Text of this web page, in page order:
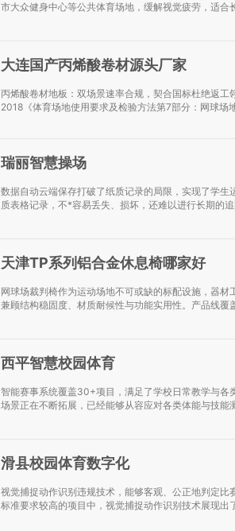
市大众健身中心等公共体育场地，缓解视觉疲劳，适
大连国产丙烯酸卷材源头厂家
丙烯酸卷材地板：双场景速率合规，契合国标杜绝返
2018《体育场地使用要求及检验方法第7部分：网球
瑞丽智慧操场
数据自动云端保存打破了纸质记录的局限，实现了学
质表格记录，不*容易丢失、损坏，还难以进行长期的
天津TP系列铝合金休息椅哪家好
网球场裁判椅作为运动场地不可或缺的标配设施，器
兼顾结构稳固度、材质耐候性与功能实用性。产品线
西平智慧校园体育
智能赛事系统覆盖30+项目，满足了学校日常教学与
场景正在不断拓展，已经能够从容应对各类体能与技
滑县校园体育数字化
视觉捕捉动作识别违规技术，能够客观、公正地判定
标准要求较高的项目中，视觉捕捉动作识别技术展现